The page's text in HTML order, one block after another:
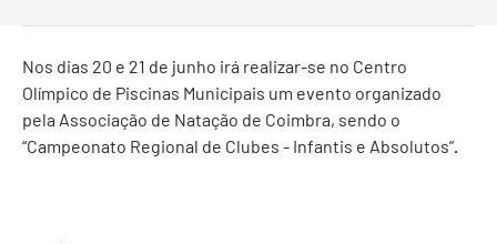
Nos dias 20 e 21 de junho irá realizar-se no Centro
Olímpico de Piscinas Municipais um evento organizado
pela Associação de Natação de Coimbra, sendo o
“Campeonato Regional de Clubes - Infantis e Absolutos”.